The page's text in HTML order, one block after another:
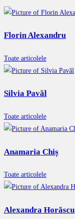
Florin Alexandru
Toate articolele
Silvia Pavăl
Toate articolele
Anamaria Chiș
Toate articolele
Alexandra Horăscu